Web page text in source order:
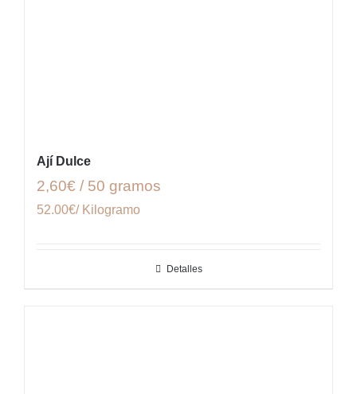
Ají Dulce
2,60€ / 50 gramos
52.00€/ Kilogramo
Detalles